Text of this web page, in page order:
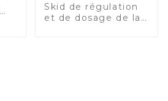
Skid de régulation
et de dosage de la